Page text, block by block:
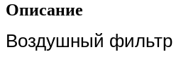
Описание
Воздушный фильтр